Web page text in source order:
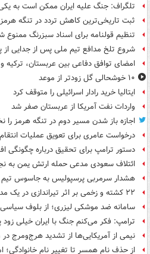
تلگراف: جنگ علیه ایران ممکن است به
ثبت تاریخی‌ترین کاهش تردد در تنگه هرمز
تنظیم قولنامه برای اسناد سبزرنگ ممنوع
شروع تلخ مدافع تیم ملی پس از جدایی از
امضای توافق دفاعی بین عربستان، ترکیه
۱۰ خوشحالی گل زودتر از موعد
ایتالیا خرید رادار اسرائیلی را متوقف کرد
واردات نفت آمریکا از عربستان صفر شد
اجازه باز شدن مسیر دوم در تنگه هرمز را
درخواست عامری برای تعویق عملیات
دستور ترامپ برای تحقیق درباره چگونگی
ائتلاف سعودی مدعی حمله ارتش یمن به
هشدار سرمربی پرسپولیس به جاسوس تیم
۲۲ کشته و زخمی بر اثر تیراندازی در یک مدرسه در تایلند+ فیلم
سامانه ضد موشکی لیزری؛ از بلوف سیاسی
ترامپ: فکر می‌کنم جنگ با ایران خیلی زود
نیمی از آمریکایی‌ها از تشدید هرج‌ومرج
از حذف نام همسر تا تغییر نام